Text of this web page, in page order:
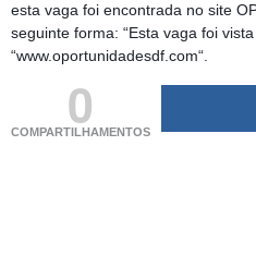
esta vaga foi encontrada no site
seguinte forma: “Esta vaga foi
“www.oportunidadesdf.com“.
0
COMPARTILHAMENTOS